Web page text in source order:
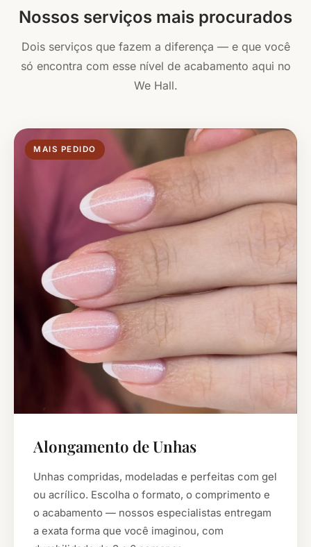
Nossos serviços mais procurados
Dois serviços que fazem a diferença — e que você
só encontra com esse nível de acabamento aqui no
We Hall.
MAIS PEDIDO
Alongamento de Unhas
Unhas compridas, modeladas e perfeitas com gel
ou acrílico. Escolha o formato, o comprimento e
o acabamento — nossos especialistas entregam
a exata forma que você imaginou, com